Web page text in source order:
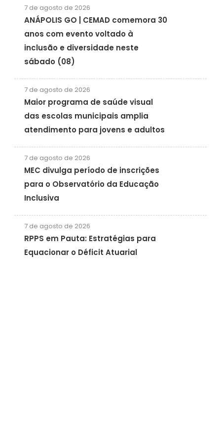
7 de agosto de 2026
ANÁPOLIS GO | CEMAD comemora 30
anos com evento voltado à
inclusão e diversidade neste
sábado (08)
7 de agosto de 2026
Maior programa de saúde visual
das escolas municipais amplia
atendimento para jovens e adultos
7 de agosto de 2026
MEC divulga período de inscrições
para o Observatório da Educação
Inclusiva
7 de agosto de 2026
RPPS em Pauta: Estratégias para
Equacionar o Déficit Atuarial